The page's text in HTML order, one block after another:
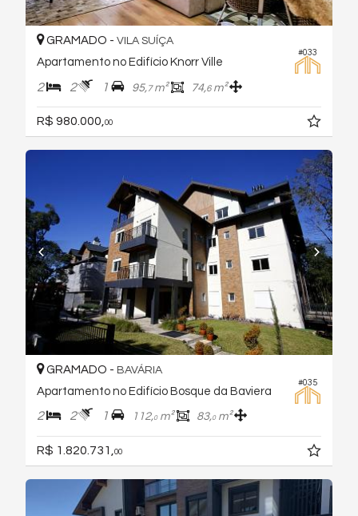
#033
GRAMADO - VILA SUÍÇA
Apartamento no Edifício Knorr Ville
2 2 1 95,7m² 74,6m²
R$ 980.000, 00
#035
GRAMADO - BAVÁRIA
Apartamento no Edifício Bosque da Baviera
2 2 1 112,0m² 83,0m²
R$ 1.820.731, 00